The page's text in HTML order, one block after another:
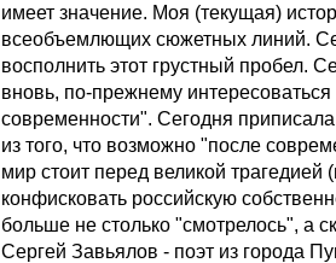
имеет значение. Моя (текущая)
всеобъемлющих сюжетных линий.
восполнить этот грустный пробел.
вновь, по-прежнему
современности". Сегодня
из того, что возможно "после
мир стоит перед великой трагедией
конфисковать российскую
больше не столько "смотрелось", а
Сергей Завьялов - поэт из города